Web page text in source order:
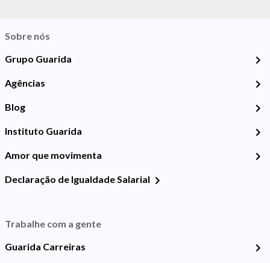
Sobre nós
Grupo Guarida
Agências
Blog
Instituto Guarida
Amor que movimenta
Declaração de Igualdade Salarial
Trabalhe com a gente
Guarida Carreiras